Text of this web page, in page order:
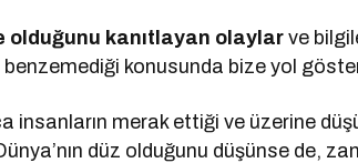
olduğunu kanıtlayan olaylar ve
konusunda bize yol
insanların merak ettiği ve üzerine
düz olduğunu düşünse de,